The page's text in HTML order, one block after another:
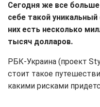
Сегодня же все
себе такой
них есть несколько
тысяч долларов.
РБК-Украина (проект
стоит такое
какими рисками